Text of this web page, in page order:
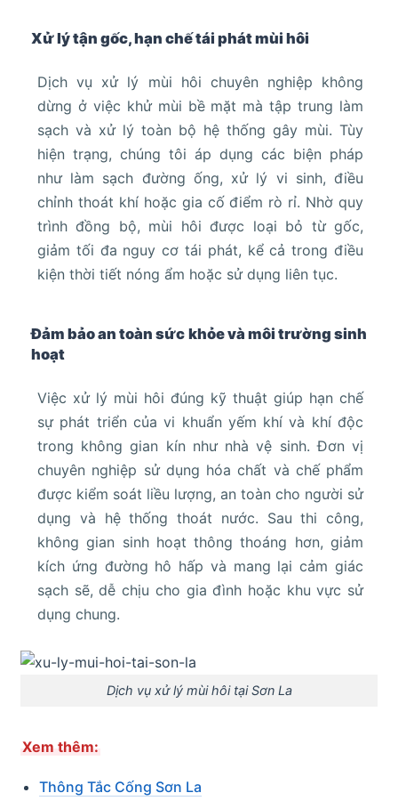
Xử lý tận gốc, hạn chế tái phát mùi hôi
Dịch vụ xử lý mùi hôi chuyên nghiệp không
dừng ở việc khử mùi bề mặt mà tập trung làm
sạch và xử lý toàn bộ hệ thống gây mùi. Tùy
hiện trạng, chúng tôi áp dụng các biện pháp
như làm sạch đường ống, xử lý vi sinh, điều
chỉnh thoát khí hoặc gia cố điểm rò rỉ. Nhờ quy
trình đồng bộ, mùi hôi được loại bỏ từ gốc,
giảm tối đa nguy cơ tái phát, kể cả trong điều
kiện thời tiết nóng ẩm hoặc sử dụng liên tục.
Đảm bảo an toàn sức khỏe và môi trường sinh
hoạt
Việc xử lý mùi hôi đúng kỹ thuật giúp hạn chế
sự phát triển của vi khuẩn yếm khí và khí độc
trong không gian kín như nhà vệ sinh. Đơn vị
chuyên nghiệp sử dụng hóa chất và chế phẩm
được kiểm soát liều lượng, an toàn cho người sử
dụng và hệ thống thoát nước. Sau thi công,
không gian sinh hoạt thông thoáng hơn, giảm
kích ứng đường hô hấp và mang lại cảm giác
sạch sẽ, dễ chịu cho gia đình hoặc khu vực sử
dụng chung.
Dịch vụ xử lý mùi hôi tại Sơn La
Xem thêm:
Thông Tắc Cống Sơn La